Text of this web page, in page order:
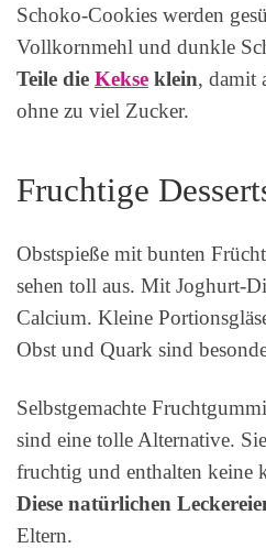
Schoko-Cookies werden
Vollkornmehl und dunkle
Teile die Kekse klein, damit
ohne zu viel Zucker.
Fruchtige
Obstspieße mit bunten
sehen toll aus. Mit Joghurt-
Calcium. Kleine
Obst und Quark sind
Selbstgemachte
sind eine tolle Alternative.
fruchtig und enthalten keine
Diese natürlichen
Eltern.